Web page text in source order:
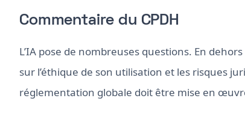
Commentaire du CPDH
L’IA pose de nombreuses questions. En
sur l’éthique de son utilisation et les risques
réglementation globale doit être mise en